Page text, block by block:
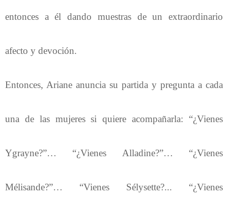
entonces a él dando muestras de un extraordinario
afecto y devoción.
Entonces, Ariane anuncia su partida y pregunta a cada
una de las mujeres si quiere acompañarla: “¿Vienes
Ygrayne?”… “¿Vienes Alladine?”… “¿Vienes
Mélisande?”… “Vienes Sélysette?... “¿Vienes